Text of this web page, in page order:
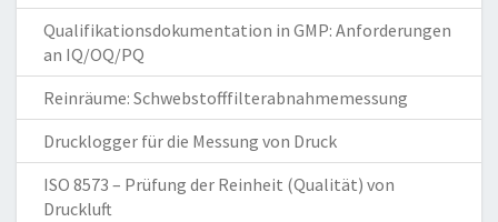
Qualifikationsdokumentation in GMP: Anforderungen
an IQ/OQ/PQ
Reinräume: Schwebstofffilterabnahmemessung
Drucklogger für die Messung von Druck
ISO 8573 – Prüfung der Reinheit (Qualität) von
Druckluft